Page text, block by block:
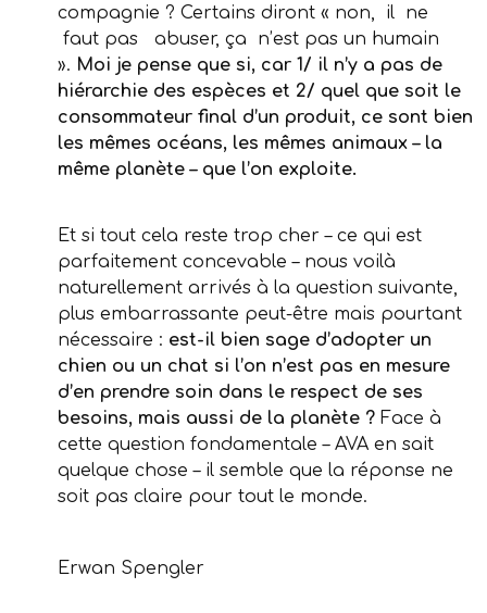
compagnie ? Certains diront « non, il ne
faut pas abuser, ça n’est pas un humain
». Moi je pense que si, car 1/ il n’y a pas de
hiérarchie des espèces et 2/ quel que soit le
consommateur final d’un produit, ce sont bien
les mêmes océans, les mêmes animaux – la
même planète – que l’on exploite.
Et si tout cela reste trop cher – ce qui est
parfaitement concevable – nous voilà
naturellement arrivés à la question suivante,
plus embarrassante peut-être mais pourtant
nécessaire : est-il bien sage d’adopter un
chien ou un chat si l’on n’est pas en mesure
d’en prendre soin dans le respect de ses
besoins, mais aussi de la planète ? Face à
cette question fondamentale – AVA en sait
quelque chose – il semble que la réponse ne
soit pas claire pour tout le monde.
Erwan Spengler